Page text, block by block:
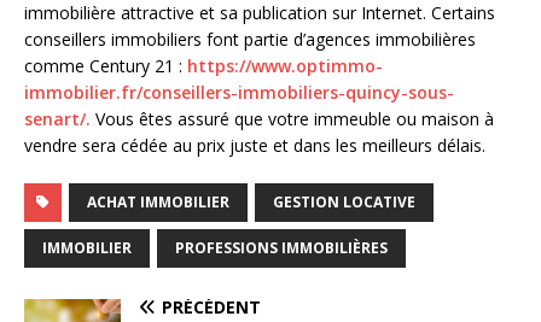
immobilière attractive et sa publication sur Internet. Certains
conseillers immobiliers font partie d’agences immobilières
comme Century 21 : https://www.optimmo-
immobilier.fr/conseillers-immobiliers-quincy-sous-
senart/. Vous êtes assuré que votre immeuble ou maison à
vendre sera cédée au prix juste et dans les meilleurs délais.
ACHAT IMMOBILIER GESTION LOCATIVE
IMMOBILIER PROFESSIONS IMMOBILIÈRES
PRÉCÉDENT